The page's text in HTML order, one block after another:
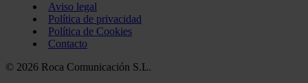
Aviso legal
Política de privacidad
Política de Cookies
Contacto
© 2026 Roca Comunicación S.L.